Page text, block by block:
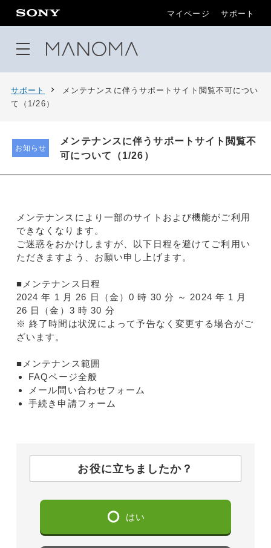
マイページ サポート
サポート
メンテナンスに伴うサポートサイト閲覧不可につい
て（1/26）
お知らせ
メンテナンスに伴うサポートサイト閲覧不
可について（1/26）
メンテナンスにより一部のサイトおよび機能がご利用
できなくなります。
ご迷惑をおかけしますが、以下日程を避けてご利用い
ただきますよう、お願い申し上げます。
■メンテナンス日程
2024 年 1 月 26 日（金）0 時 30 分 ～ 2024 年 1 月
26 日（金）3 時 30 分
※ 終了時間は状況によって予告なく変更する場合がご
ざいます。
■メンテナンス範囲
FAQページ全般
メール問い合わせフォーム
手続き申請フォーム
お役に立ちましたか？
はい